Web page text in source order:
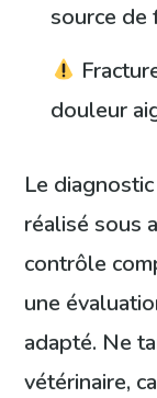
source
douleur
Le
réalisé sous
contrôle
une
adapté. Ne
vétérinaire,